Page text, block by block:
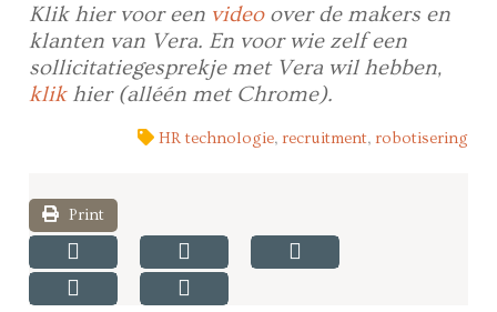
Klik hier voor een videoover de makers en
klanten van Vera. En voor wie zelf een
sollicitatiegesprekje met Vera wil hebben,
klikhier (alléén met Chrome).
HR technologie, recruitment, robotisering
Print